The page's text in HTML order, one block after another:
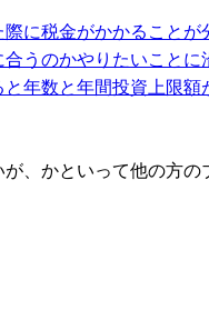
に税金がかかること
うのかやりたいこと
年数と年間投資上限
、かといって他の方